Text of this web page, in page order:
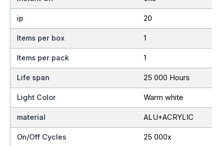
ip 20
Items per box 1
Items per pack 1
Life span 25 000 Hours
Light Color Warm white
material ALU+ACRYLIC
On/Off Cycles 25 000x